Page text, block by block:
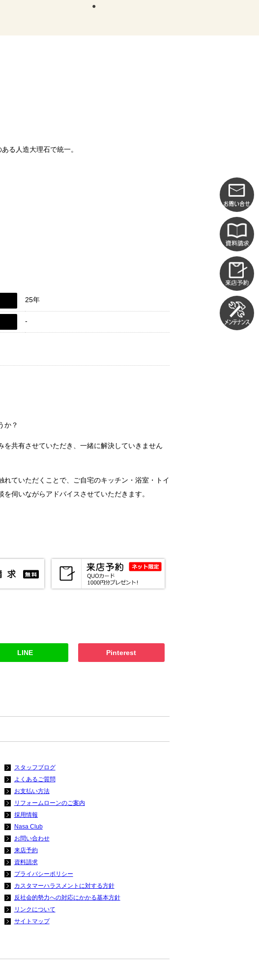
る人造大理石で統一。
25年
-
か？
を共有させていただき、一緒に解決していきません
ていただくことで、ご自宅のキッチン・浴室・トイ
伺いながらアドバイスさせていただきます。
LINE Pinterest
スタッフブログ
よくあるご質問
お支払い方法
リフォームローンのご案内
採用情報
Nasa Club
お問い合わせ
来店予約
資料請求
プライバシーポリシー
カスタマーハラスメントに対する方針
反社会的勢力への対応にかかる基本方針
リンクについて
サイトマップ